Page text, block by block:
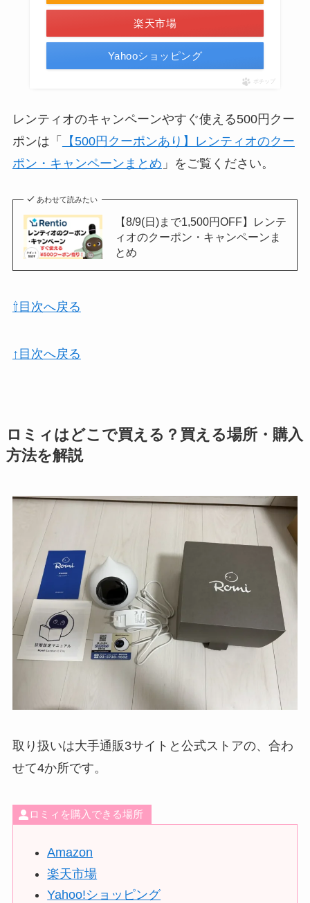
楽天市場
Yahooショッピング
ポチップ
レンティオのキャンペーンやすぐ使える500円クー
ポンは「
【500円クーポンあり】レンティオのクー
ポン・キャンペーンまとめ 」をご覧ください。
あわせて読みたい
【8/9(日)まで1,500円OFF】レンテ
ィオのクーポン・キャンペーンま
とめ
⇧目次へ戻る
↑目次へ戻る
ロミィはどこで買える？買える場所・購入
方法を解説
取り扱いは大手通販3サイトと公式ストアの、合わ
せて4か所です。
ロミィを購入できる場所
Amazon
楽天市場
Yahoo!ショッピング